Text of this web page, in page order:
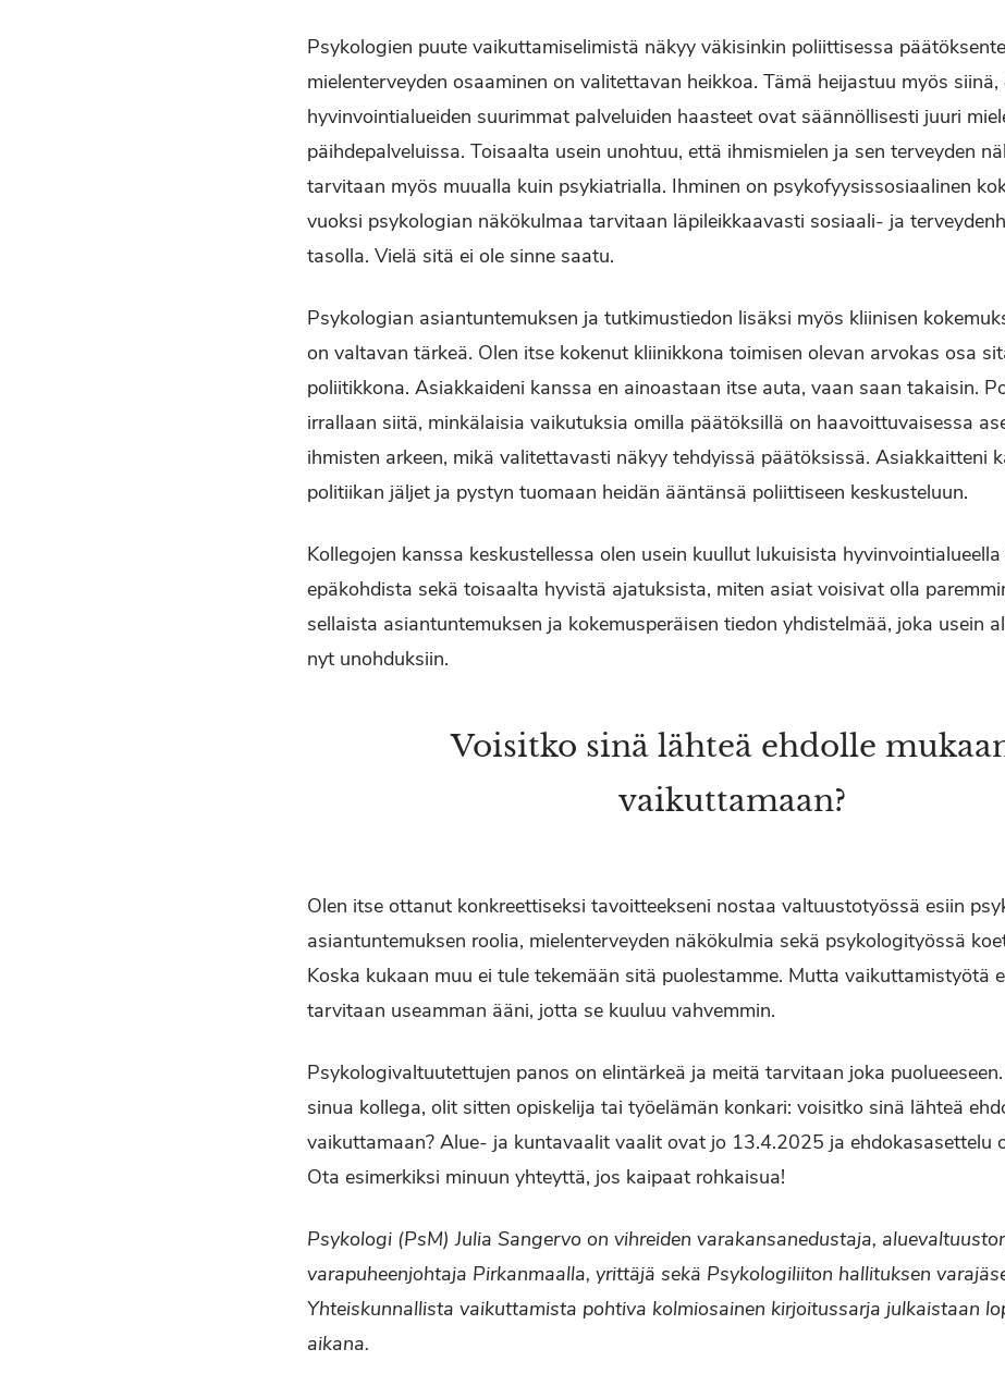
Psykologien puute vaikuttamiselimistä näkyy väkisinkin poliittisessa
mielenterveyden osaaminen on valitettavan heikkoa. Tämä heijastuu myös siinä,
hyvinvointialueiden suurimmat palveluiden haasteet ovat säännöllisesti juuri
päihdepalveluissa. Toisaalta usein unohtuu, että ihmismielen ja sen terveyden
tarvitaan myös muualla kuin psykiatrialla. Ihminen on psykofyysissosiaalinen
vuoksi psykologian näkökulmaa tarvitaan läpileikkaavasti sosiaali- ja
tasolla. Vielä sitä ei ole sinne saatu.
Psykologian asiantuntemuksen ja tutkimustiedon lisäksi myös kliinisen
on valtavan tärkeä. Olen itse kokenut kliinikkona toimisen olevan arvokas osa
poliitikkona. Asiakkaideni kanssa en ainoastaan itse auta, vaan saan takaisin.
irrallaan siitä, minkälaisia vaikutuksia omilla päätöksillä on haavoittuvaisessa
ihmisten arkeen, mikä valitettavasti näkyy tehdyissä päätöksissä. Asiakkaitteni
politiikan jäljet ja pystyn tuomaan heidän ääntänsä poliittiseen keskusteluun.
Kollegojen kanssa keskustellessa olen usein kuullut lukuisista
epäkohdista sekä toisaalta hyvistä ajatuksista, miten asiat voisivat olla
sellaista asiantuntemuksen ja kokemusperäisen tiedon yhdistelmää, joka usein
nyt unohduksiin.
Voisitko sinä lähteä ehdolle
vaikuttamaan?
Olen itse ottanut konkreettiseksi tavoitteekseni nostaa valtuustotyössä esiin
asiantuntemuksen roolia, mielenterveyden näkökulmia sekä psykologityössä
Koska kukaan muu ei tule tekemään sitä puolestamme. Mutta vaikuttamistyötä
tarvitaan useamman ääni, jotta se kuuluu vahvemmin.
Psykologivaltuutettujen panos on elintärkeä ja meitä tarvitaan joka
sinua kollega, olit sitten opiskelija tai työelämän konkari: voisitko sinä lähteä
vaikuttamaan? Alue- ja kuntavaalit vaalit ovat jo 13.4.2025 ja ehdokasasettelu
Ota esimerkiksi minuun yhteyttä, jos kaipaat rohkaisua!
Psykologi (PsM) Julia Sangervo on vihreiden varakansanedustaja,
varapuheenjohtaja Pirkanmaalla, yrittäjä sekä Psykologiliiton hallituksen
Yhteiskunnallista vaikuttamista pohtiva kolmiosainen kirjoitussarja julkaistaan
aikana.